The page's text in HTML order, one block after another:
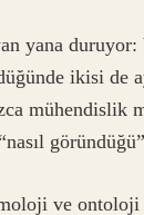
yana
ikisi de
mühendislik
ve ontoloji